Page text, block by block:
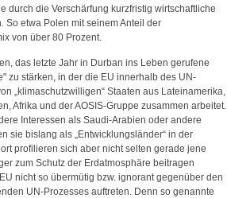
durch die Verschärfung kurzfristig wirtschaftliche
So etwa Polen mit seinem Anteil der
von über 80 Prozent.
das letzte Jahr in Durban ins Leben gerufene
zu stärken, in der die EU innerhalb des UN-
„klimaschutzwilligen“ Staaten aus Lateinamerika,
Afrika und der AOSIS-Gruppe zusammen arbeitet.
Interessen als Saudi-Arabien oder andere
sie bislang als „Entwicklungsländer“ in der
profilieren sich aber nicht selten gerade jene
zum Schutz der Erdatmosphäre beitragen
nicht so übermütig bzw. ignorant gegenüber den
UN-Prozesses auftreten. Denn so genannte